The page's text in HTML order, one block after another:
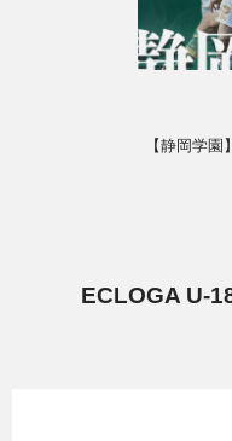
【静岡学
ECLOGA U-